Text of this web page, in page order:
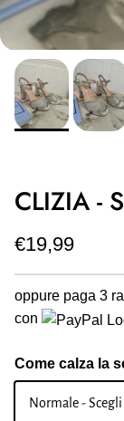
CLIZIA -
€19,99
oppure paga 3
con
Come calza la
Normale -